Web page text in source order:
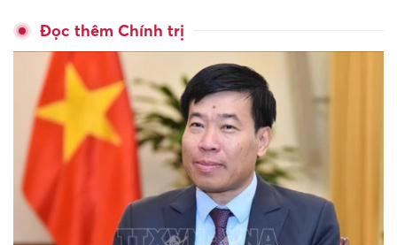
Đọc thêm Chính trị